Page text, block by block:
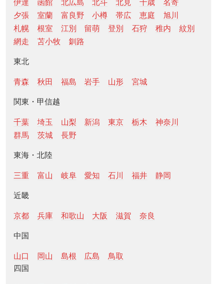
伊達 函館 北広島 北斗 北見 千歳
名寄
夕張
室蘭 富良野 小樽 帯広 恵庭
旭川
札幌
根室 江別 留萌 登別 石狩 稚内
紋別
網走
苫小牧 釧路
東北
青森 秋田 福島 岩手 山形 宮城
関東・甲信越
千葉 埼玉 山梨 新潟 東京 栃木
神奈川
群馬
茨城 長野
東海・北陸
三重 富山 岐阜 愛知 石川 福井 静岡
近畿
京都 兵庫 和歌山 大阪 滋賀 奈良
中国
山口 岡山 島根 広島
鳥取
四国